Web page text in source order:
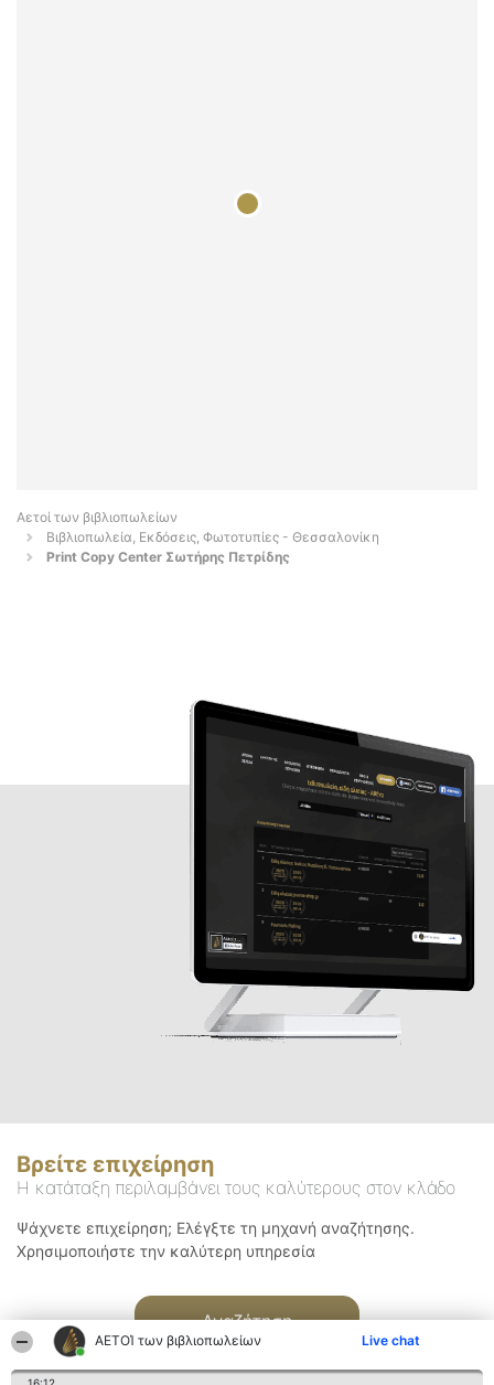
ΑΕΤΟΊ των βιβλιοπωλείων Live chat
Αετοί των βιβλιοπωλείων
Βιβλιοπωλεία, Εκδόσεις, Φωτοτυπίες - Θεσσαλονίκη
Print Copy Center Σωτήρης Πετρίδης
Βρείτε επιχείρηση
Η κατάταξη περιλαμβάνει τους καλύτερους στον κλάδο
Ψάχνετε επιχείρηση; Ελέγξτε τη μηχανή αναζήτησης.
Χρησιμοποιήστε την καλύτερη υπηρεσία
Αναζήτηση